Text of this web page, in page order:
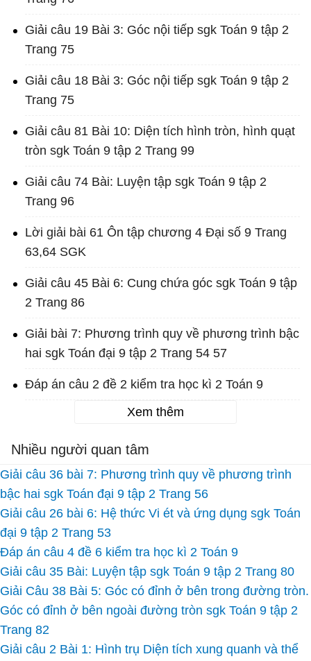
Giải câu 19 Bài 3: Góc nội tiếp sgk Toán 9 tập 2
Trang 75
Giải câu 18 Bài 3: Góc nội tiếp sgk Toán 9 tập 2
Trang 75
Giải câu 81 Bài 10: Diện tích hình tròn, hình quạt
tròn sgk Toán 9 tập 2 Trang 99
Giải câu 74 Bài: Luyện tập sgk Toán 9 tập 2
Trang 96
Lời giải bài 61 Ôn tập chương 4 Đại số 9 Trang
63,64 SGK
Giải câu 45 Bài 6: Cung chứa góc sgk Toán 9 tập
2 Trang 86
Giải bài 7: Phương trình quy về phương trình bậc
hai sgk Toán đại 9 tập 2 Trang 54 57
Đáp án câu 2 đề 2 kiểm tra học kì 2 Toán 9
Xem thêm
Nhiều người quan tâm
Giải câu 36 bài 7: Phương trình quy về phương trình
bậc hai sgk Toán đại 9 tập 2 Trang 56
Giải câu 26 bài 6: Hệ thức Vi ét và ứng dụng sgk Toán
đại 9 tập 2 Trang 53
Đáp án câu 4 đề 6 kiểm tra học kì 2 Toán 9
Giải câu 35 Bài: Luyện tập sgk Toán 9 tập 2 Trang 80
Giải Câu 38 Bài 5: Góc có đỉnh ở bên trong đường tròn.
Góc có đỉnh ở bên ngoài đường tròn sgk Toán 9 tập 2
Trang 82
Giải câu 2 Bài 1: Hình trụ Diện tích xung quanh và thể